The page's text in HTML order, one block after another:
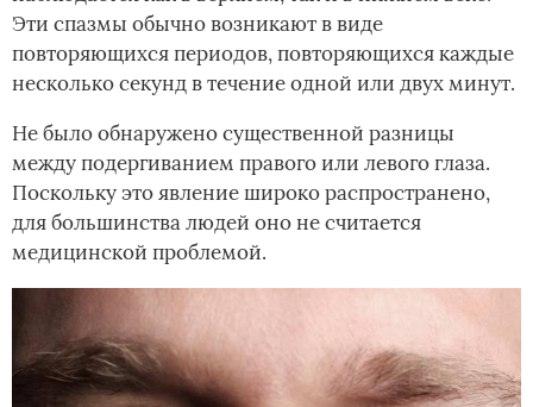
Эти спазмы обычно возникают в виде
повторяющихся периодов, повторяющихся каждые
несколько секунд в течение одной или двух минут.
Не было обнаружено существенной разницы
между подергиванием правого или левого глаза.
Поскольку это явление широко распространено,
для большинства людей оно не считается
медицинской проблемой.